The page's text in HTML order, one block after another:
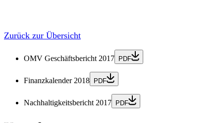
Zurück zur Übersicht
OMV Geschäftsbericht 2017 PDF
Finanzkalender 2018 PDF
Nachhaltigkeitsbericht 2017 PDF